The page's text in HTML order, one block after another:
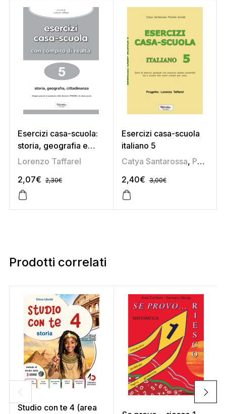
Esercizi casa-scuola:
storia, geografia e
cittadinanza 5
Lorenzo Taffarel
2,07€ 2,30€
Esercizi casa-scuola
italiano 5
Catya Santarossa, Pamela Soldati
2,40€ 3,00€
Prodotti correlati
Studio con te 4 (area